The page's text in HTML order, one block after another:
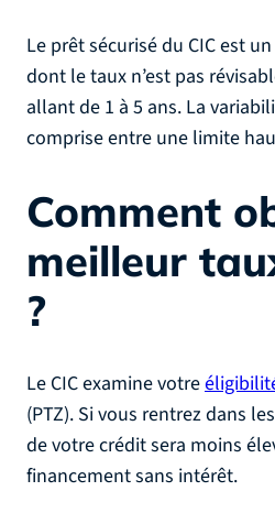
Le prêt sécurisé du CIC est un
dont le taux n’est pas
allant de 1 à 5 ans. La
comprise entre une limite
Comment
meilleur
?
Le CIC examine votre
(PTZ). Si vous rentrez dans
de votre crédit sera moins
financement sans intérêt.